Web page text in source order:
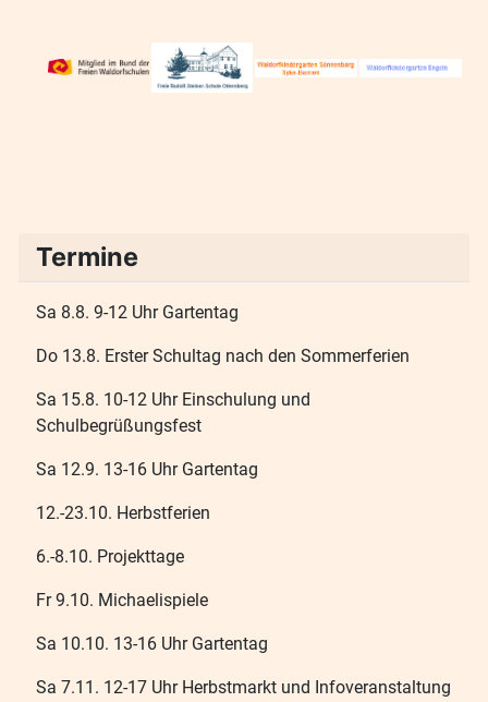
Termine
Sa 8.8. 9-12 Uhr Gartentag
Do 13.8. Erster Schultag nach den Sommerferien
Sa 15.8. 10-12 Uhr Einschulung und
Schulbegrüßungsfest
Sa 12.9. 13-16 Uhr Gartentag
12.-23.10. Herbstferien
6.-8.10. Projekttage
Fr 9.10. Michaelispiele
Sa 10.10. 13-16 Uhr Gartentag
Sa 7.11. 12-17 Uhr Herbstmarkt und Infoveranstaltung